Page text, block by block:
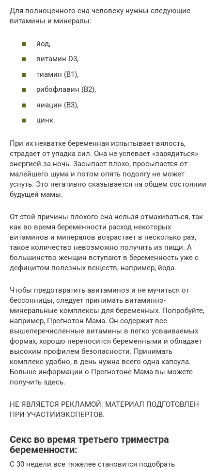
Для полноценного сна человеку нужны следующие
витамины и минералы:
йод,
витамин D3,
тиамин (В1),
рибофлавин (В2),
ниацин (В3),
цинк.
При их нехватке беременная испытывает вялость,
страдает от упадка сил. Она не успевает «зарядиться»
энергией за ночь. Засыпает плохо, просыпается от
малейшего шума и потом опять подолгу не может
уснуть. Это негативно сказывается на общем состоянии
будущей мамы.
От этой причины плохого сна нельзя отмахиваться, так
как во время беременности расход некоторых
витаминов и минералов возрастает в несколько раз,
такое количество невозможно получить из пищи. А
большинство женщин вступают в беременность уже с
дефицитом полезных веществ, например, йода.
Чтобы предотвратить авитаминоз и не мучиться от
бессонницы, следует принимать витаминно-
минеральные комплексы для беременных. Попробуйте,
например, Прегнотон Мама. Он содержит все
вышеперечисленные витамины в легко усваиваемых
формах, хорошо переносится беременными и обладает
высоким профилем безопасности. Принимать
комплекс удобно, в день нужна всего одна капсула.
Больше информации о Прегнотоне Мама вы можете
получить здесь.
НЕ ЯВЛЯЕТСЯ РЕКЛАМОЙ. МАТЕРИАЛ ПОДГОТОВЛЕН
ПРИ УЧАСТИИЭКСПЕРТОВ.
Секс во время третьего триместра
беременности:
С 30 недели все тяжелее становится подобрать